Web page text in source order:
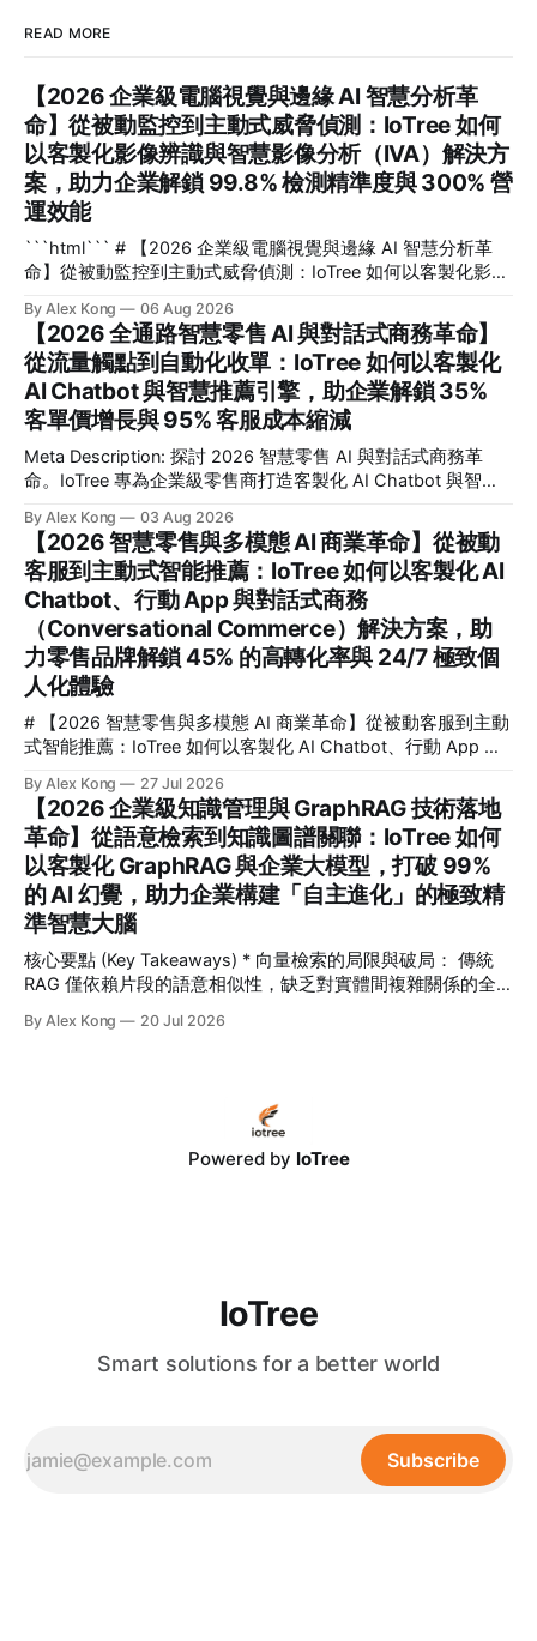
READ MORE
【2026 企業級電腦視覺與邊緣 AI 智慧分析革
命】從被動監控到主動式威脅偵測：IoTree 如何
以客製化影像辨識與智慧影像分析（IVA）解決方
案，助力企業解鎖 99.8% 檢測精準度與 300% 營
運效能
```html``` # 【2026 企業級電腦視覺與邊緣 AI 智慧分析革
命】從被動監控到主動式威脅偵測：IoTree 如何以客製化影像
檢測精準度與 300% 營運效能 在 2026 年的數位轉型浪潮
中，企業如何將海量無效的監控畫面轉化為即時決策資產？**
電腦視覺**（Computer Vision）與客製化**影像辨識
**（Image Recognition）技術與邊緣 AI（Edge AI）的深度結
合，正是幫助企業擺脫傳統被動監控、實現毫秒級主動式威脅
CTO、安全與營運總監，以及希望利用智慧影像提升效能的管
理者而寫。我們將深度解析 IoTree 如何透過尖端演算法與硬
體協同優化，協助企業在複雜的工業、商業與智慧園區場景
中，解鎖高達 99.8% 的檢測精準度，並實現 300% 的營運效
能躍升。
By Alex Kong 06 Aug 2026
【2026 全通路智慧零售 AI 與對話式商務革命】
從流量觸點到自動化收單：IoTree 如何以客製化
AI Chatbot 與智慧推薦引擎，助企業解鎖 35%
客單價增長與 95% 客服成本縮減
Meta Description: 探討 2026 智慧零售 AI 與對話式商務革
命。IoTree 專為企業級零售商打造客製化 AI Chatbot 與智慧
實現全通路自動化收單。 # 【2026 全通路智慧零售 AI 與對
話式商務革命】從流量觸點到自動化收單：IoTree 如何以客製
化 AI Chatbot 與智慧推薦引擎，助企業解鎖 35% 客單價增長
與 95% 客服成本縮減 💡 核心要點速覽 (Key Takeaways) * 🎯
核心解答：對話式商務如何幫助零售業進行 AI 轉型？透過將
AI 深度整合至全通路（Omnichannel），企業能將破碎的流量
觸點轉化為高轉化的雙向互動，實現從「主動搜尋」到「對話
即收單」的無縫體驗。
By Alex Kong 03 Aug 2026
【2026 智慧零售與多模態 AI 商業革命】從被動
客服到主動式智能推薦：IoTree 如何以客製化 AI
Chatbot、行動 App 與對話式商務
（Conversational Commerce）解決方案，助
力零售品牌解鎖 45% 的高轉化率與 24/7 極致個
人化體驗
# 【2026 智慧零售與多模態 AI 商業革命】從被動客服到主動
式智能推薦：IoTree 如何以客製化 AI Chatbot、行動 App 與
售品牌解鎖 45% 的高轉化率與 24/7 極致個人化體驗 💡 核心
要點速覽 (Key Takeaways) * 核心痛點： 傳統零售面臨流量紅
利消失、獲客成本 (CAC) 飆升 240% 的困境，被動式客服已
無法滿足消費者對即時、個人化互動的期待。 * 解決方案：
IoTree 推出基於多模態大語言模型 (LLM) 的「對話式商務」與
「智慧零售 AI」解決方案，深度整合客製化 AI Chatbot、原
生行動 App 與企業級 CRM/
By Alex Kong 27 Jul 2026
【2026 企業級知識管理與 GraphRAG 技術落地
革命】從語意檢索到知識圖譜關聯：IoTree 如何
以客製化 GraphRAG 與企業大模型，打破 99%
的 AI 幻覺，助力企業構建「自主進化」的極致精
準智慧大腦
核心要點 (Key Takeaways) * 向量檢索的局限與破局： 傳統
RAG 僅依賴片段的語意相似性，缺乏對實體間複雜關係的全
決了長鏈條跨章節推理與全局性分析的難題。 * 打破 99% 的
大語言模型（LLM）提供了可回溯、可驗證的精準上下文，使
能 RAG 架構與 RPA 流程自動化，GraphRAG 能自動挖掘、串
聯分散在 ERP、CRM 與各類文檔中的隱性知識，建構企業專
By Alex Kong 20 Jul 2026
Powered by IoTree
IoTree
Smart solutions for a better world
Subscribe